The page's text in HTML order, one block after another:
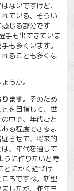
ないですけど、
ている。そうい
じる部分です
手も出てきていま
も多くいます。
ることも多くな
うか。
ます。 そのため
を目指して、世
中で、年代ごと
る程度できるよ
させて、将来的
、年代を通して
うに作りたいと考
とにかく近づけ
ろですね。新型
したが、昨年ヨ